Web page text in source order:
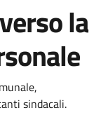
la
sindacali.